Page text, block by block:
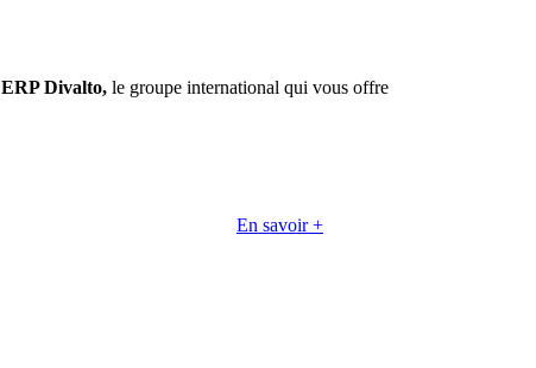
ERP Divalto, le groupe international qui vous offre
En savoir +